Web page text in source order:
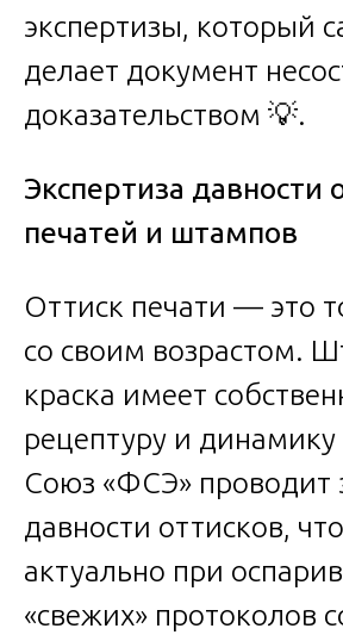
экспертизы, который
делает документ
доказательством 💡.
Экспертиза давности
печатей и штампов
Оттиск печати — это
со своим возрастом.
краска имеет
рецептуру и динамику
Союз «ФСЭ» проводит
давности оттисков,
актуально при
«свежих» протоколов